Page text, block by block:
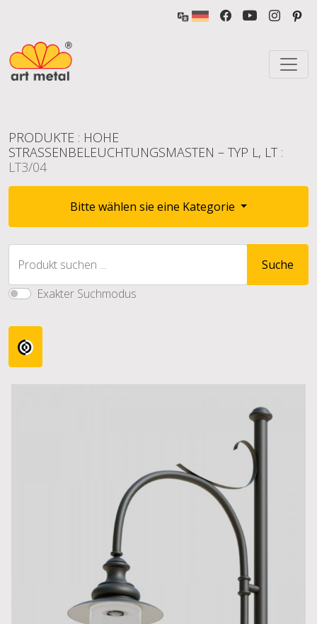
PRODUKTE : HOHE
STRASSENBELEUCHTUNGSMASTEN – TYP L, LT
:
LT3/04
Bitte wählen sie eine Kategorie
Produkt suchen ...
Suche
Exakter Suchmodus